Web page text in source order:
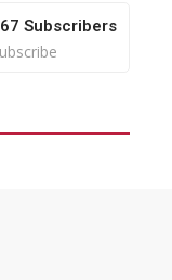
Subscribers